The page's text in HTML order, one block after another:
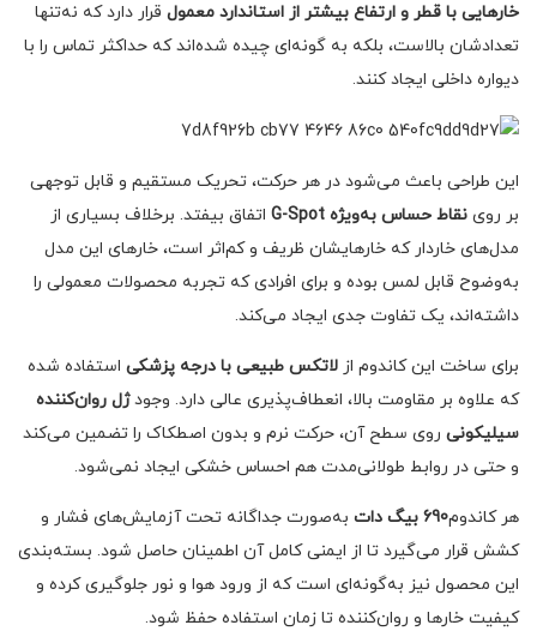
خارهایی با قطر و ارتفاع بیشتر از استاندارد معمول قرار دارد که نه‌تنها
تعدادشان بالاست، بلکه به گونه‌ای چیده شده‌اند که حداکثر تماس را با
دیواره داخلی ایجاد کنند.
این طراحی باعث می‌شود در هر حرکت، تحریک مستقیم و قابل توجهی
بر روی نقاط حساس به‌ویژه G-Spot
اتفاق بیفتد. برخلاف بسیاری از
مدل‌های خاردار که خارهایشان ظریف و کم‌اثر است، خارهای این مدل
به‌وضوح قابل لمس بوده و برای افرادی که تجربه محصولات معمولی را
داشته‌اند، یک تفاوت جدی ایجاد می‌کند.
برای ساخت این کاندوم از لاتکس طبیعی با درجه پزشکی استفاده شده
که علاوه بر مقاومت بالا، انعطاف‌پذیری عالی دارد. وجودژل روان‌کننده
سیلیکونی روی سطح آن، حرکت نرم و بدون اصطکاک را تضمین می‌کند
و حتی در روابط طولانی‌مدت هم احساس خشکی ایجاد نمی‌شود.
هر کاندوم690 بیگ دات
به‌صورت جداگانه تحت آزمایش‌های فشار و
کشش قرار می‌گیرد تا از ایمنی کامل آن اطمینان حاصل شود. بسته‌بندی
این محصول نیز به‌گونه‌ای است که از ورود هوا و نور جلوگیری کرده و
کیفیت خارها و روان‌کننده تا زمان استفاده حفظ شود.